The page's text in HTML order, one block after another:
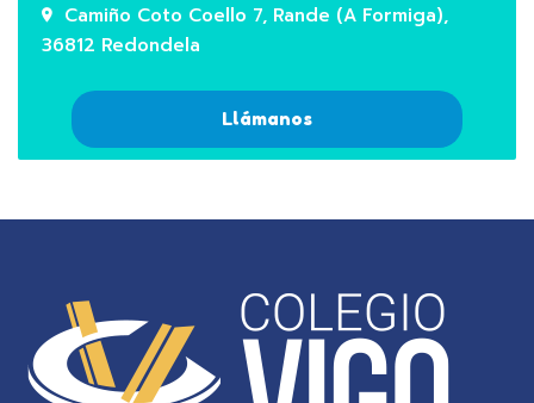
Camiño Coto Coello 7, Rande (A Formiga),
36812 Redondela
Llámanos